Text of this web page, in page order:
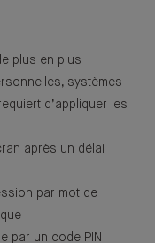
plus en plus
systèmes
d’appliquer les
après un délai
par mot de
par un code PIN